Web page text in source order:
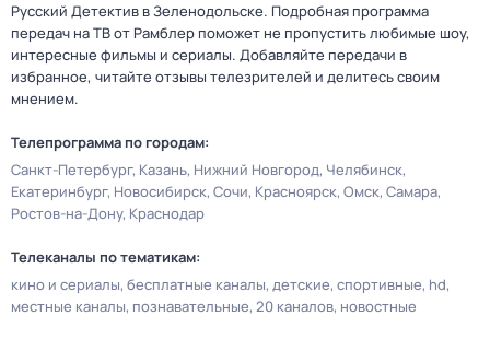
Русский Детектив в Зеленодольске. Подробная программа
передач на ТВ от Рамблер поможет не пропустить любимые шоу,
интересные фильмы и сериалы. Добавляйте передачи в
избранное, читайте отзывы телезрителей и делитесь своим
мнением.
Телепрограмма по городам:
Санкт-Петербург Казань Нижний Новгород Челябинск
Екатеринбург Новосибирск Сочи Красноярск Омск Самара
Ростов-на-Дону Краснодар
Телеканалы по тематикам:
кино и сериалы бесплатные каналы детские спортивные hd
местные каналы познавательные 20 каналов новостные